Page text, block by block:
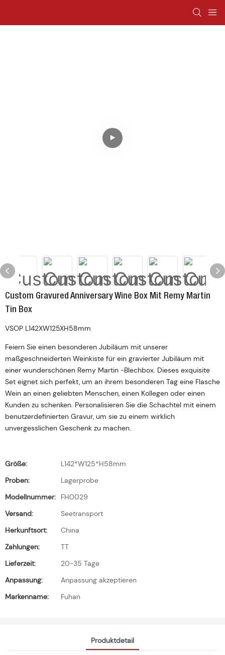
Custom Gravured Anniversary Wine Box Mit Remy Martin
Tin Box
VSOP L142XW125XH58mm
Feiern Sie einen besonderen Jubiläum mit unserer
maßgeschneiderten Weinkiste für ein gravierter Jubiläum mit
einer wunderschönen Remy Martin -Blechbox. Dieses exquisite
Set eignet sich perfekt, um an ihrem besonderen Tag eine Flasche
Wein an einen geliebten Menschen, einen Kollegen oder einen
Kunden zu schenken. Personalisieren Sie die Schachtel mit einem
benutzerdefinierten Gravur, um sie zu einem wirklich
unvergesslichen Geschenk zu machen.
Größe:
L142*W125*H58mm
Proben:
Lagerprobe
Modellnummer:
FH0029
Versand:
Seetransport
Herkunftsort:
China
Zahlungen:
TT
Lieferzeit:
20-35 Tage
Anpassung:
Anpassung akzeptieren
Markenname:
Fuhan
Produktdetail